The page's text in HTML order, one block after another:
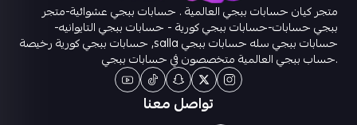
متجر كيان حسابات ببجي العالمية . حسابات ببجي عشوائية-متجر
ببجي حسابات-حسابات ببجي كورية - حسابات ببجي التايوانيه-
حسابات ببجي سله حسابات ببجي salla, حسابات ببجي كورية رخيصة
.حساب ببجي العالمية متخصصون في حسابات ببجي
تواصل معنا